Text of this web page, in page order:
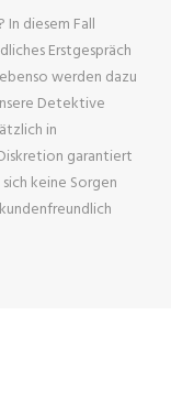
In diesem Fall
Erstgespräch
werden dazu
Detektive
in
garantiert
keine Sorgen